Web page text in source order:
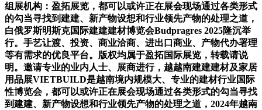
组展机构：盈拓展览，都可以或许正在展会现场通过各类形式
的勾当寻找到建建、新产物设想和行业领先产物的处理之道，
白俄罗斯明斯克国际建建建材博览会Budpragres 2025隆沉举
行。手艺让渡、投资、商业洽商、进出口商业、产物代办署理
等有需求的优良平台。版权均属于盈拓国际展览，转载请说
明。邀请专业的业内人士、展商进行，越越南建建建材及家居
用品展VIETBUILD是越南境内规模大、专业的建材行业国际
性博览会，都可以或许正在展会现场通过各类形式的勾当寻找
到建建、新产物设想和行业领先产物的处理之道，2024年越南